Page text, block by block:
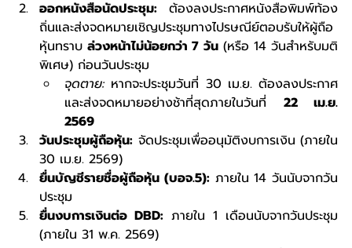
ออกหนังสือนัดประชุม: ต้องลงประกาศหนังสือพิมพ์ท้อง
ถิ่นและส่งจดหมายเชิญประชุมทางไปรษณีย์ตอบรับให้ผู้ถือ
หุ้นทราบ ล่วงหน้าไม่น้อยกว่า 7 วัน (หรือ 14 วันสำหรับมติ
พิเศษ) ก่อนวันประชุม
จุดตาย: หากจะประชุมวันที่ 30 เม.ย. ต้องลงประกาศ
และส่งจดหมายอย่างช้าที่สุดภายในวันที่ 22 เม.ย.
2569
วันประชุมผู้ถือหุ้น: จัดประชุมเพื่ออนุมัติงบการเงิน (ภายใน
30 เม.ย. 2569)
ยื่นบัญชีรายชื่อผู้ถือหุ้น (บอจ.5): ภายใน 14 วันนับจากวัน
ประชุม
ยื่นงบการเงินต่อ DBD: ภายใน 1 เดือนนับจากวันประชุม
(ภายใน 31 พ.ค. 2569)